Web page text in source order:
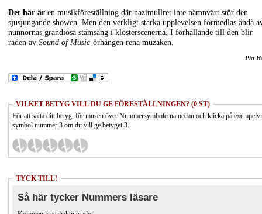
Det här är en musikföreställning där nazimullret inte nämnvärt stör den
sjusjungande showen. Men den verkligt starka upplevelsen förmedlas ändå
nunnornas grandiosa stämsång i klosterscenerna. I förhållande till den blir
raden av Sound of Music-örhängen rena muzaken.
Pia
VILKET BETYG VILL DU GE FÖRESTÄLLNINGEN? (0 ST)
För att sätta ditt betyg, för musen över Nummersymbolerna nedan och klicka på
symbol nummer 3 om du vill ge betyget 3.
TYCK TILL!
Så här tycker Nummers läsare